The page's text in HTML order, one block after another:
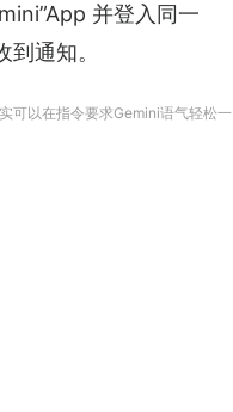
并登入同一
通知。
可以在指令要求Gemini语气轻松一